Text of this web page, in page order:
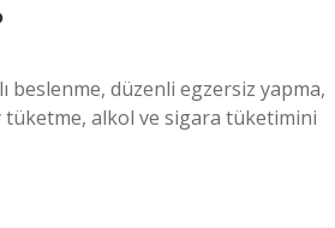
beslenme, düzenli egzersiz yapma,
alkol ve sigara tüketimini